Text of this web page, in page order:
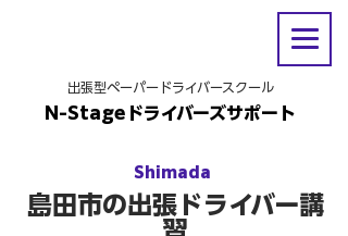
出張型ペーパードライバースクール
N-Stageドライバーズサポート
Shimada
島田市の出張ドライバー講
習